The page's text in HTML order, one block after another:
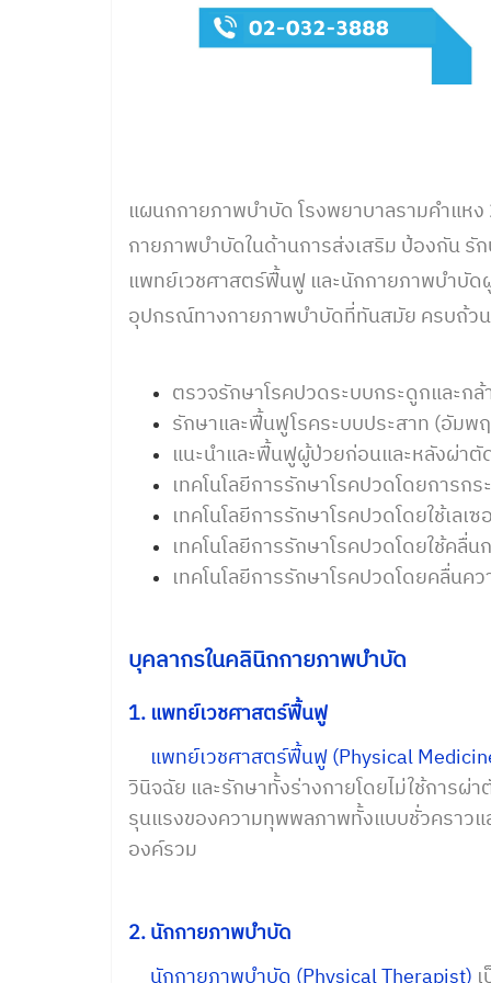
แผนกกายภาพบำบัด โรงพยาบาลรามคำแห
กายภาพบำบัดในด้านการส่งเสริม ป้องกัน
แพทย์เวชศาสตร์ฟื้นฟู และนักกายภาพบำบัด
อุปกรณ์ทางกายภาพบำบัดที่ทันสมัย ครบถ้วน
ตรวจรักษาโรคปวดระบบกระดูกและกล้
รักษาและฟื้นฟูโรคระบบประสาท (อัม
แนะนำและฟื้นฟูผู้ป่วยก่อนและหลังผ่าตั
เทคโนโลยีการรักษาโรคปวดโดยการ
เทคโนโลยีการรักษาโรคปวดโดยใช้เลเซ
เทคโนโลยีการรักษาโรคปวดโดยใช้คลื่
เทคโนโลยีการรักษาโรคปวดโดยคลื่นค
บุคลากรในคลินิกกายภาพบำบัด
1. แพทย์เวชศาสตร์ฟื้นฟู
แพทย์เวชศาสตร์ฟื้นฟู (Physical
วินิจฉัย และรักษาทั้งร่างกายโดยไม่ใช้การผ่
รุนแรงของความทุพพลภาพทั้งแบบชั่วคราว
องค์รวม
2. นักกายภาพบำบัด